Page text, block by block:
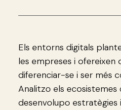
Els entorns digitals
les empreses i
diferenciar-se i ser més
Analitzo els ecosistemes
desenvolupo estratègies